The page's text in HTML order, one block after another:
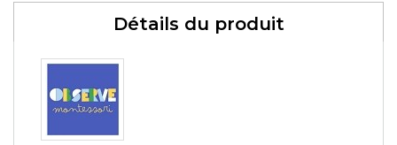
Détails du produit